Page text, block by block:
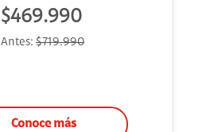
$469.990
Antes: $719.990
Conoce más